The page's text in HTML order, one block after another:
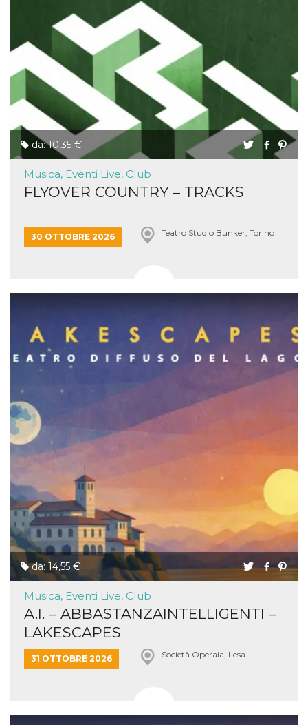
da: 10,35 €
Musica, Eventi Live, Club
FLYOVER COUNTRY – TRACKS
30 OTTOBRE 2026 Teatro Studio Bunker, Torino
da: 14,55 €
Musica, Eventi Live, Club
A.I. – ABBASTANZAINTELLIGENTI –
LAKESCAPES
31 OTTOBRE 2026 Società Operaia, Lesa